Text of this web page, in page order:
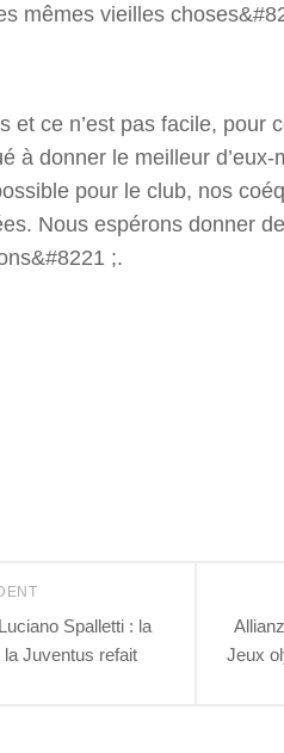
mêmes vieilles
et ce n’est pas facile, pour
à donner le meilleur
pour le club, nos
Nous espérons donner
;.
Jeux
Spalletti : la
Juventus refait